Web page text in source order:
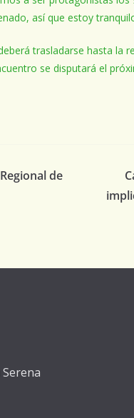
así que estoy
trasladarse hasta la
se disputará el
de